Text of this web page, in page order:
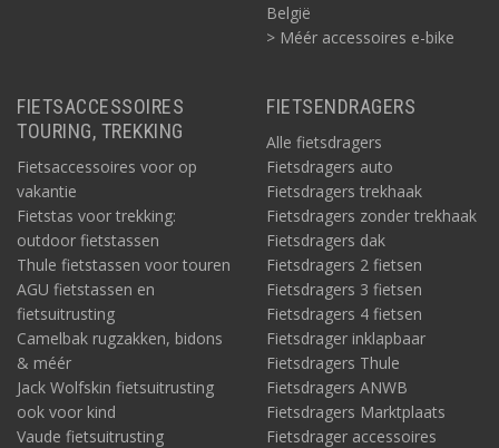
België
> Méér accessoires e-bike
FIETSACCESSOIRES
TOURING, TREKKING
Fietsaccessoires voor op
vakantie
Fietstas voor trekking:
outdoor fietstassen
Thule fietstassen voor touren
AGU fietstassen en
fietsuitrusting
Camelbak rugzakken, bidons
& méér
Jack Wolfskin fietsuitrusting
ook voor kind
Vaude fietsuitrusting
FIETSENDRAGERS
Alle fietsdragers
Fietsdragers auto
Fietsdragers trekhaak
Fietsdragers zonder trekhaak
Fietsdragers dak
Fietsdragers 2 fietsen
Fietsdragers 3 fietsen
Fietsdragers 4 fietsen
Fietsdrager inklapbaar
Fietsdragers Thule
Fietsdragers ANWB
Fietsdragers Marktplaats
Fietsdrager accessoires